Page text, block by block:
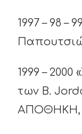
1997 – 98 –
1999 –
των B.
ΑΠΟΘΗΚΗ,